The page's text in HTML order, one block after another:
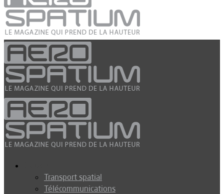
Transport spatial
Télécommunications